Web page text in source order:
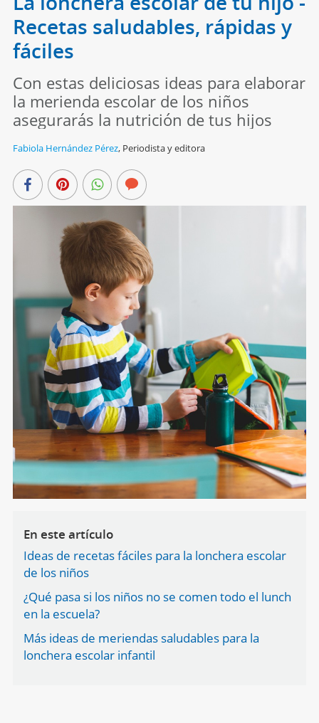
Recetas saludables, rápidas y
fáciles
Con estas deliciosas ideas para elaborar
la merienda escolar de los niños
asegurarás la nutrición de tus hijos
Fabiola Hernández Pérez, Periodista y editora
En este artículo
Ideas de recetas fáciles para la lonchera escolar
de los niños
¿Qué pasa si los niños no se comen todo el lunch
en la escuela?
Más ideas de meriendas saludables para la
lonchera escolar infantil